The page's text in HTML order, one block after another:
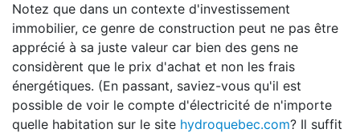
Notez que dans un contexte d'investissement
immobilier, ce genre de construction peut ne pas être
apprécié à sa juste valeur car bien des gens ne
considèrent que le prix d'achat et non les frais
énergétiques. (En passant, saviez-vous qu'il est
possible de voir le compte d'électricité de n'importe
quelle habitation sur le site hydroquebec.com? Il suffit